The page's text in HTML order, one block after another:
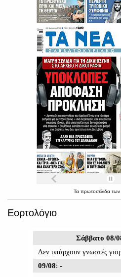
Τα πρωτοσέλιδα των
Εορτολόγιο